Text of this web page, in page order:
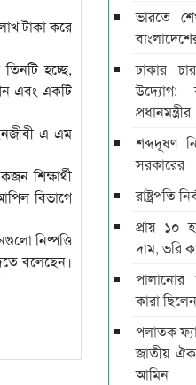
টাকা করে
হচ্ছে,
এবং একটি
এ এম
শিক্ষার্থী
বিভাগে
নিষ্পত্তি
বলেছেন।
ভারতে
ঢাকার
উদ্যোগ:
প্রধানমন্ত্রীর
শব্দদূষণ
সরকারের
রাষ্ট্রপতি
প্রায় ১০
দাম, ভরি
পালানোর
কারা
পলাতক
জাতীয়
আমিন